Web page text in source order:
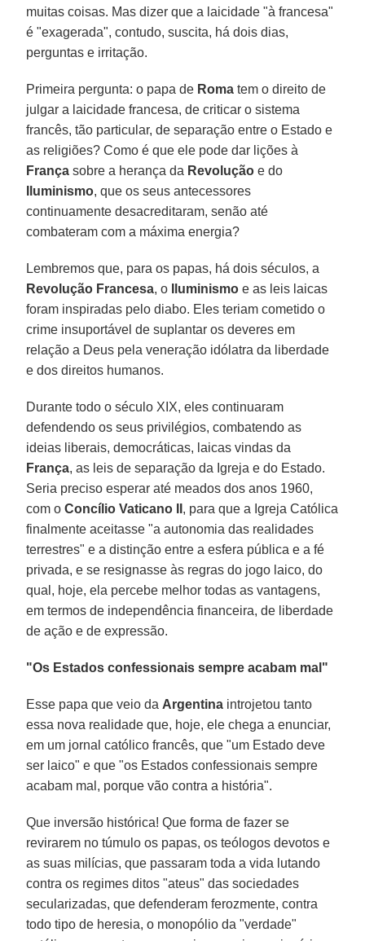
muitas coisas. Mas dizer que a laicidade "à francesa"
é "exagerada", contudo, suscita, há dois dias,
perguntas e irritação.
Primeira pergunta: o papa de Roma tem o direito de
julgar a laicidade francesa, de criticar o sistema
francês, tão particular, de separação entre o Estado e
as religiões? Como é que ele pode dar lições à
França sobre a herança da Revolução e do
Iluminismo, que os seus antecessores
continuamente desacreditaram, senão até
combateram com a máxima energia?
Lembremos que, para os papas, há dois séculos, a
Revolução Francesa, o Iluminismo e as leis laicas
foram inspiradas pelo diabo. Eles teriam cometido o
crime insuportável de suplantar os deveres em
relação a Deus pela veneração idólatra da liberdade
e dos direitos humanos.
Durante todo o século XIX, eles continuaram
defendendo os seus privilégios, combatendo as
ideias liberais, democráticas, laicas vindas da
França, as leis de separação da Igreja e do Estado.
Seria preciso esperar até meados dos anos 1960,
com oConcílio Vaticano II , para que a Igreja Católica
finalmente aceitasse "a autonomia das realidades
terrestres" e a distinção entre a esfera pública e a fé
privada, e se resignasse às regras do jogo laico, do
qual, hoje, ela percebe melhor todas as vantagens,
em termos de independência financeira, de liberdade
de ação e de expressão.
"Os Estados confessionais sempre acabam mal"
Esse papa que veio da Argentina introjetou tanto
essa nova realidade que, hoje, ele chega a enunciar,
em um jornal católico francês, que "um Estado deve
ser laico" e que "os Estados confessionais sempre
acabam mal, porque vão contra a história".
Que inversão histórica! Que forma de fazer se
revirarem no túmulo os papas, os teólogos devotos e
as suas milícias, que passaram toda a vida lutando
contra os regimes ditos "ateus" das sociedades
secularizadas, que defenderam ferozmente, contra
todo tipo de heresia, o monopólio da "verdade"